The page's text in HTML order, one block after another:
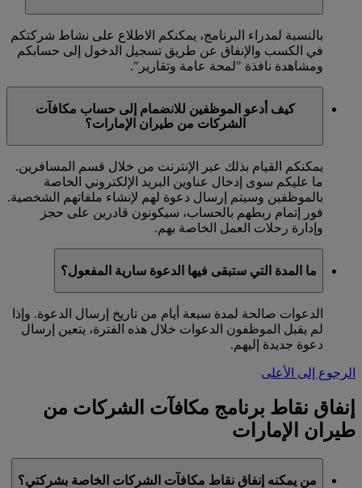
بالنسبة لمدراء البرنامج، يمكنكم الاطلاع على نشاط شركتكم
في الكسب والإنفاق عن طريق تسجيل الدخول إلى حسابكم
ومشاهدة نافذة "لمحة عامة وتقارير".
كيف أدعو الموظفين للانضمام إلى حساب مكافآت
الشركات من طيران الإمارات؟
يمكنكم القيام بذلك عبر الإنترنت من خلال قسم المسافرين.
ما عليكم سوى إدخال عناوين البريد الإلكتروني الخاصة
بالموظفين وسيتم إرسال دعوة لهم لإنشاء ملفاتهم الشخصية.
فور إتمام ربطهم بالحساب، سيكونون قادرين على حجز
وإدارة رحلات العمل الخاصة بهم.
ما المدة التي ستبقى فيها الدعوة سارية المفعول؟
الدعوات صالحة لمدة سبعة أيام من تاريخ إرسال الدعوة. وإذا
لم يقبل الموظفون الدعوات خلال هذه الفترة، يتعين إرسال
دعوة جديدة إليهم.
الرجوع إلى الأعلى
إنفاق نقاط برنامج مكافآت الشركات من
طيران الإمارات
من يمكنه إنفاق نقاط مكافآت الشركات الخاصة بشركتي؟